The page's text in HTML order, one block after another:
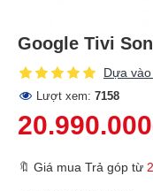
Google Tivi
Dựa vào
Lượt xem: 7158
🔖 Giá mua Trả góp từ